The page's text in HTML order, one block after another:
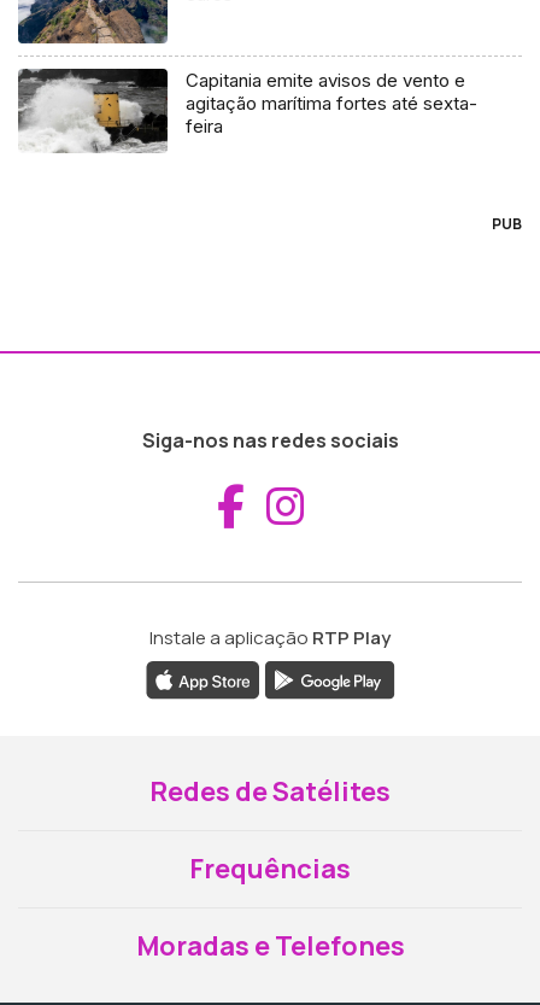
Capitania emite avisos de vento e
agitação marítima fortes até sexta-
feira
PUB
Siga-nos nas redes sociais
Aceder ao
Instale a aplicação RTP Play
Redes de Satélites
Frequências
Moradas e Telefones